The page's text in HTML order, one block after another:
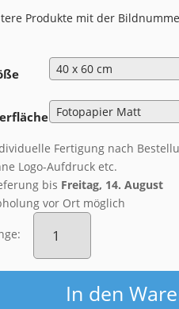
Produkte mit der
Fertigung nach
Logo-Aufdruck etc.
bis Freitag, 14. August
vor Ort möglich
Poster
(00631)
Moritzburg
aus
In den